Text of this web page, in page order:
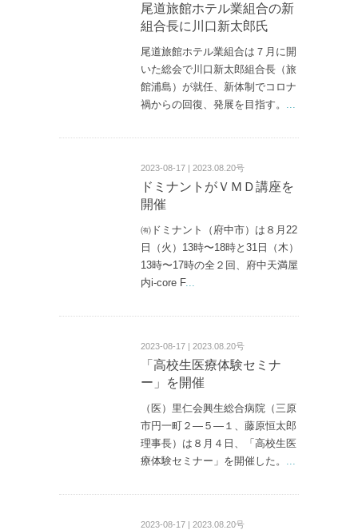
尾道旅館ホテル業組合の新
組合長に川口新太郎氏
尾道旅館ホテル業組合は７月に開
いた総会で川口新太郎組合長（旅
館浦島）が就任、新体制でコロナ
禍からの回復、発展を目指す。
2023-08-17 | 2023.08.20号
ドミナントがＶＭＤ講座を
開催
㈲ドミナント（府中市）は８月22
日（火）13時〜18時と31日（木）
13時〜17時の全２回、府中天満屋
内i-core F...
2023-08-17 | 2023.08.20号
「高校生医療体験セミナ
ー」を開催
（医）里仁会興生総合病院（三原
市円一町２—５—１、藤原恒太郎
理事長）は８月４日、「高校生医
療体験セミナー」を開催した。
2023-08-17 | 2023.08.20号